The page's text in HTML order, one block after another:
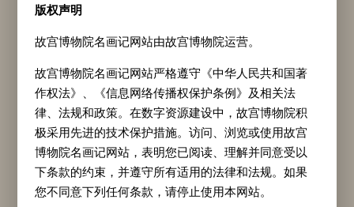
的三位英雄豪杰，即赤髯如虬、性格豪爽的虬髯
客（本名张仲坚），具有卓越智谋与胆识的军事
家李靖，以及慧眼识人、机智果敢的红拂女。三
人因志同道合而结为挚友，一同闯荡江湖。图中
虬髯客骑的是黑色的蹇驴，即跛足之驴，此细节
版权声明
故宫博物院名画记网站由故宫博物院运营。
故宫博物院名画记网站严格遵守《中华人民共和国著
作权法》、《信息网络传播权保护条例》及相关法
律、法规和政策。在数字资源建设中，故宫博物院积
极采用先进的技术保护措施。访问、浏览或使用故宫
博物院名画记网站，表明您已阅读、理解并同意受以
下条款的约束，并遵守所有适用的法律和法规。如果
您不同意下列任何条款，请停止使用本网站。